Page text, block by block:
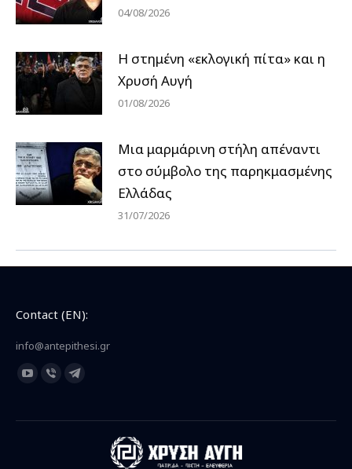
04/08/2026
Η στημένη «εκλογική πίτα» και η
Χρυσή Αυγή
01/08/2026
Μια μαρμάρινη στήλη απέναντι
στο σύμβολο της παρηκμασμένης
Ελλάδας
31/07/2026
Contact (EN):
info@antepithesi.gr
Find us on:
YouTube
opens
Viber
opens
Telegram
opens